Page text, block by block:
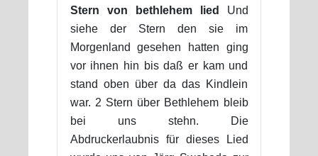
Stern von bethlehem lied
Und
siehe der Stern den sie im
Morgenland gesehen hatten ging
vor ihnen hin bis daß er kam und
stand oben über da das Kindlein
war. 2 Stern über Bethlehem bleib
bei uns stehn. Die
Abdruckerlaubnis für dieses Lied